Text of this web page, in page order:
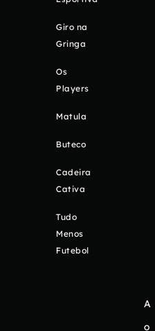
Giro na
Gringa
Os
Players
Matula
Buteco
Cadeira
Cativa
Tudo
Menos
Futebol
A
o